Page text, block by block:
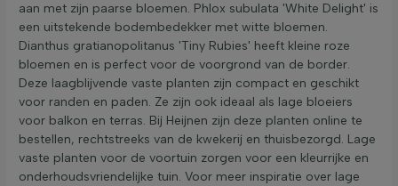
aan met zijn paarse bloemen. Phlox subulata 'White Delight' is
een uitstekende bodembedekker met witte bloemen.
Dianthus gratianopolitanus 'Tiny Rubies' heeft kleine roze
bloemen en is perfect voor de voorgrond van de border.
Deze laagblijvende vaste planten zijn compact en geschikt
voor randen en paden. Ze zijn ook ideaal als lage bloeiers
voor balkon en terras. Bij Heijnen zijn deze planten online te
bestellen, rechtstreeks van de kwekerij en thuisbezorgd. Lage
vaste planten voor de voortuin zorgen voor een kleurrijke en
onderhoudsvriendelijke tuin. Voor meer inspiratie over lage